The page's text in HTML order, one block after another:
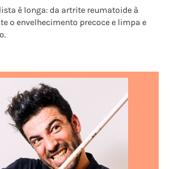
é longa: da artrite reumatoide à
o envelhecimento precoce e limpa e